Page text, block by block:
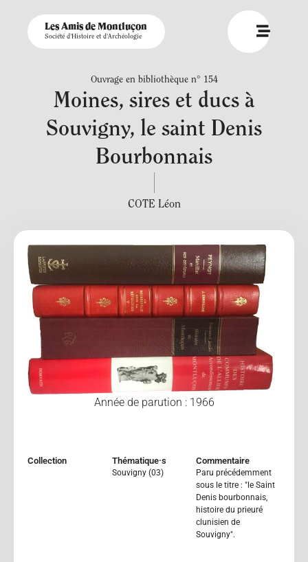
Les Amis de Montluçon
Société d'Histoire et d'Archéologie
Ouvrage en bibliothèque n° 154
Moines, sires et ducs à
Souvigny, le saint Denis
Bourbonnais
COTE Léon
Année de parution : 1966
Collection Thématique·s
Souvigny (03)
Commentaire
Paru précédemment
sous le titre : "le Saint
Denis bourbonnais,
histoire du prieuré
clunisien de
Souvigny".